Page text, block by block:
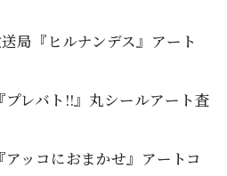
局『ヒルナンデス』アート
レバト!!』丸シールアート査
ッコにおまかせ』アートコ